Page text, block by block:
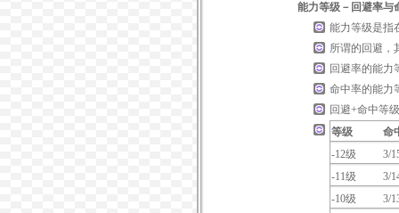
能力等级－回避率与
能力等级是指
所谓的回避，
回避率的能力
命中率的能力
回避+命中等
等级
命
-12级
3/
-11级
3/
-10级
3/